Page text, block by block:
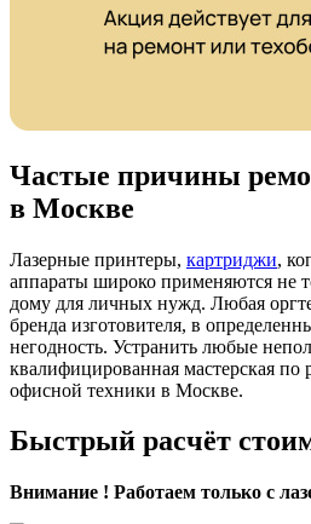
Частые причины
в Москве
Лазерные принтеры, картриджи,
аппараты широко применяются не
дому для личных нужд. Любая
бренда изготовителя, в
негодность. Устранить любые
квалифицированная мастерская
офисной техники в Москве.
Быстрый расчёт
Внимание ! Работаем только с